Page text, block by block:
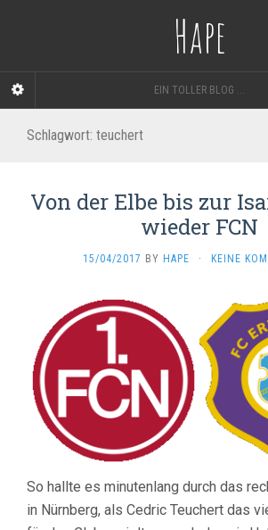
Hape
EIN TOLLER BLOG ...
Schlagwort: teuchert
Von der Elbe bis zur
wieder FCN
15/04/2017 BY HAPE · KEINE
So hallte es minutenlang durch das
in Nürnberg, als Cedric Teuchert das